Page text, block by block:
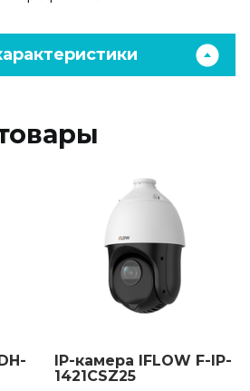
IP-камера IFLOW F-IP-
1421CSZ25